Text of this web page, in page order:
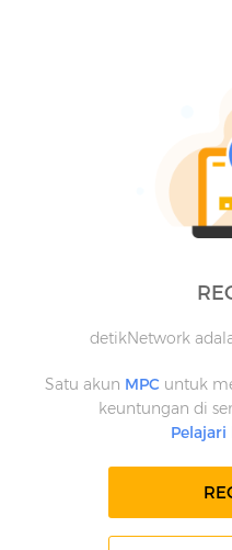
detikNetwork
Satu akun MPC untuk
keuntungan di